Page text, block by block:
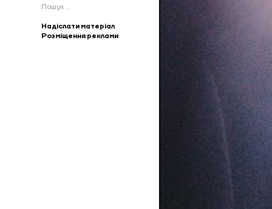
Пошук:
Надіслати матеріал
Розміщення реклами